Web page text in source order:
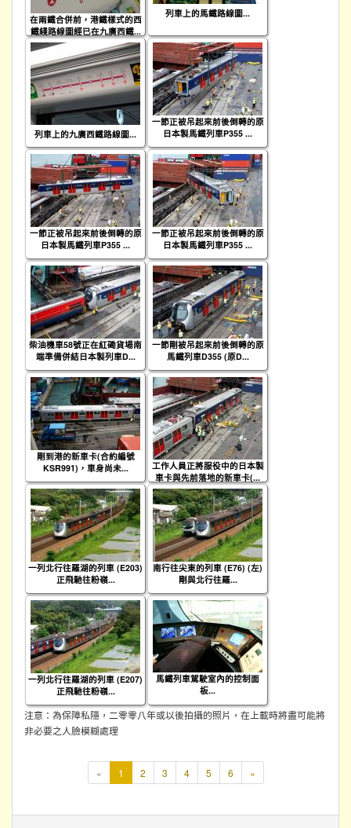
在兩鐵合併前，港鐵樣式的西
鐵綫路線圖經已在九廣西鐵...
列車上的馬鐵路線圖...
列車上的九廣西鐵路線圖...
一節正被吊起來前後倒轉的原
日本製馬鐵列車P355 ...
一節正被吊起來前後倒轉的原
日本製馬鐵列車P355 ...
一節正被吊起來前後倒轉的原
日本製馬鐵列車P355 ...
柴油機車58號正在紅磡貨場南
端準備併結日本製列車D...
一節剛被吊起來前後倒轉的原
馬鐵列車D355 (原D...
剛到港的新車卡(合約編號
KSR991)，車身尚未...
工作人員正將服役中的日本製
車卡與先前落地的新車卡(...
一列北行往羅湖的列車 (E203)
正飛馳往粉嶺...
南行往尖東的列車 (E76) (左)
剛與北行往羅...
一列北行往羅湖的列車 (E207)
正飛馳往粉嶺...
馬鐵列車駕駛室內的控制面
板...
注意：為保障私隱，二零零八年或以後拍攝的照片，在上載時將盡可能將
非必要之人臉模糊處理
« 1
頁
2 3 4 5 6 »